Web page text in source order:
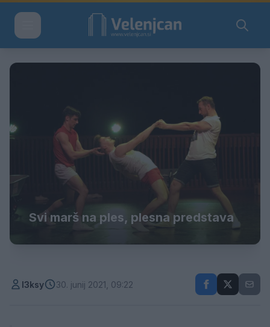
Svi marš na ples, plesna predstava
l3ksy 30. junij 2021, 09:22